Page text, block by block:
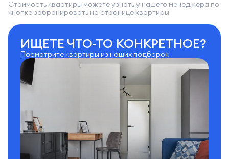
Стоимость квартиры можете узнать у нашего менеджера по
кнопке забронировать на странице квартиры
ИЩЕТЕ ЧТО-ТО КОНКРЕТНОЕ?
Посмотрите квартиры из наших подборок